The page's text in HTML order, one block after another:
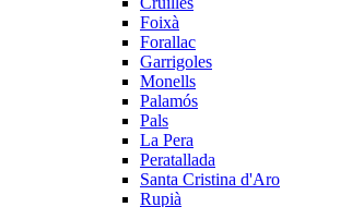
Foixà
Forallac
Garrigoles
Monells
Palamós
Pals
La Pera
Peratallada
Santa Cristina d'Aro
Rupià